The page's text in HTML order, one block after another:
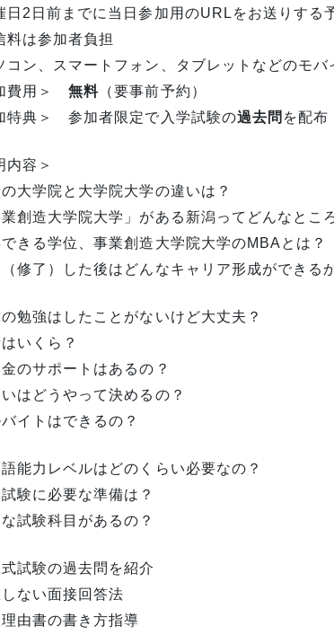
2日前までに当日参加用のURLをお送りする
は参加者負担
ン、スマートフォン、タブレットなどのモ
費用＞無料 （要事前予約）
特典＞ 参加者限定で入学試験の過去問 を配布
内容＞
大学院と大学院大学の違いは？
創造大学院大学」がある新潟ってどんなとこ
きる学位、事業創造大学院大学のMBAとは？
修了）した後はどんなキャリア形成ができる
勉強はしたことがないけど大丈夫？
いくら？
のサポートはあるの？
はどうやって決めるの？
イトはできるの？
能力レベルはどのくらい必要なの？
験に必要な準備は？
試験科目があるの？
試験の過去問を紹介
ない面接回答法
由書の書き方指導